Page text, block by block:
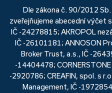
Dle zákona č. 90/2012
zveřejňujeme abecední výčet
IČ -24278815; AKROPOL
IČ -26101181; ANNOSON
Broker Trust, a.s., IČ -
-14404478;
-2920786; CREAFIN, spol. s
Management, IČ -